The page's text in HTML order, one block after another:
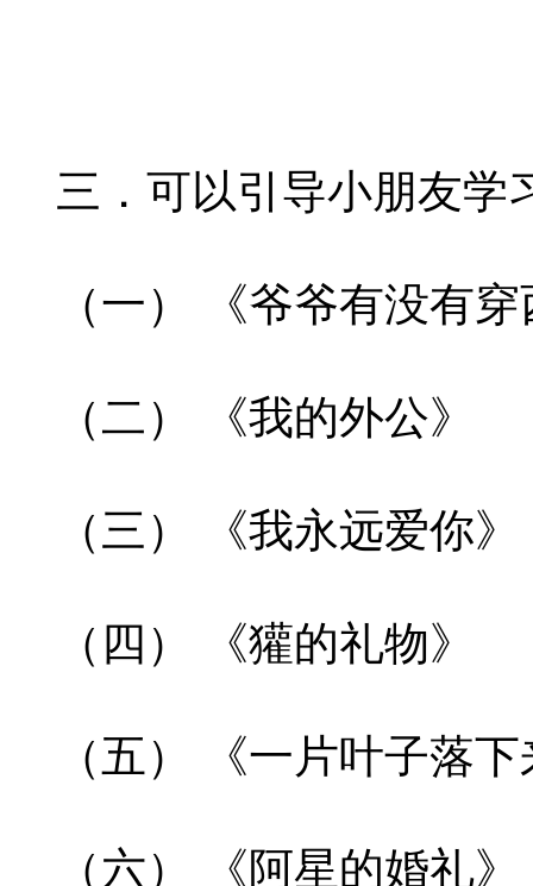
三．可以引导小朋友学
（一） 《爷爷有没有
（二） 《我的外公》
（三） 《我永远爱你》
（四） 《獾的礼物》
（五） 《一片叶子落
（六） 《阿星的婚礼》